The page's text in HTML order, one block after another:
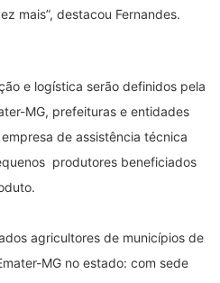
mais”, destacou Fernandes.
e logística serão definidos pela
MG, prefeituras e entidades
de assistência técnica
produtores beneficiados
agricultores de municípios de
MG no estado: com sede